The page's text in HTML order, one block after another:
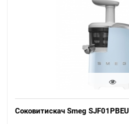
Соковитискач Smeg SJF01PBEU